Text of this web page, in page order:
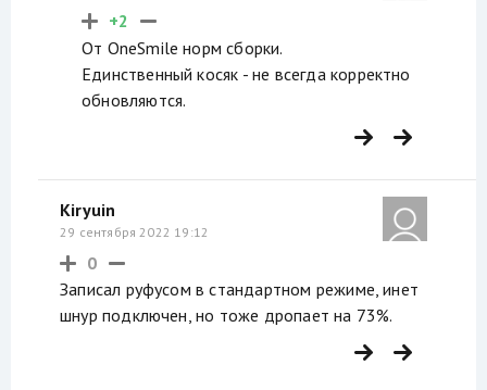
+2
От OneSmile норм сборки.
Единственный косяк - не всегда корректно
обновляются.
Kiryuin
29 сентября 2022 19:12
0
Записал руфусом в стандартном режиме, инет
шнур подключен, но тоже дропает на 73%.